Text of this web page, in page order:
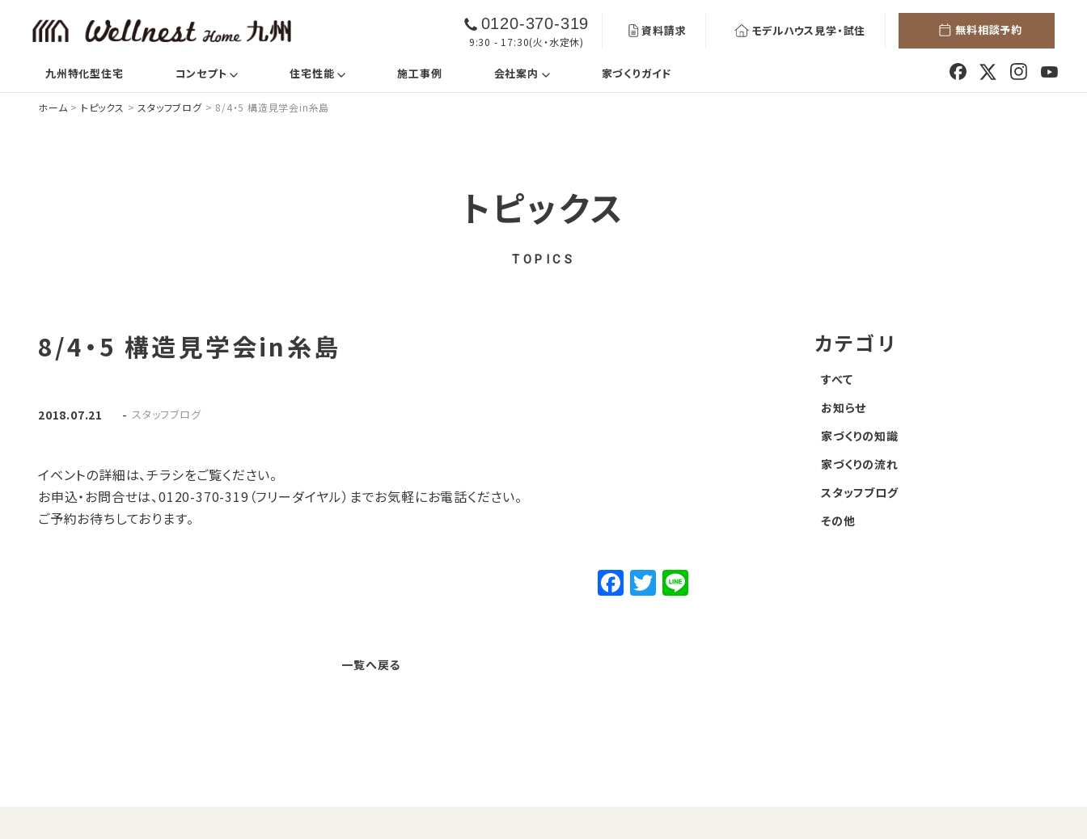
0120-370-319
9:30 - 17:30(火・水定休)
資料請求 モデルハウス見学・試住 無料相談予約
九州特化型住宅 コンセプト (current)住宅性能 (current)施工事例 会社案内 (current)家づくりガイド
ホーム > トピックス > スタッフブログ> 8/4・5 構造見学会in糸島
トピックス
TOPICS
8/4・5 構造見学会in糸島
2018.07.21 - スタッフブログ
イベントの詳細は、チラシをご覧ください。
お申込・お問合せは、0120-370-319（フリーダイヤル）までお気軽にお電話ください。
ご予約お待ちしております。
F
a
T
w
一覧へ戻る
カテゴリ
すべて
お知らせ
家づくりの知識
家づくりの流れ
スタッフブログ
その他